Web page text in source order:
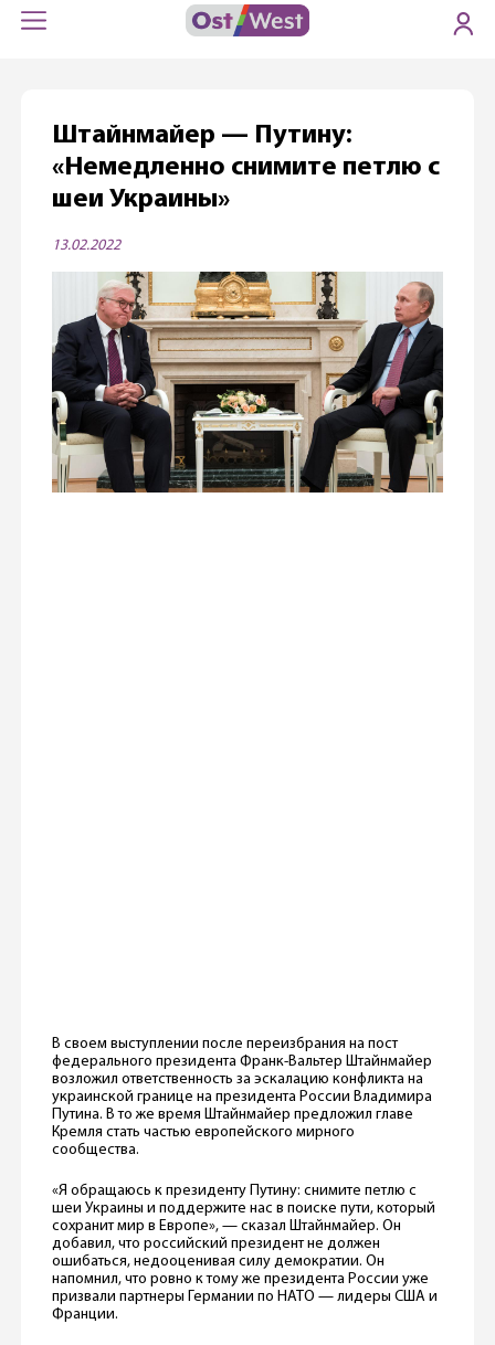
Штайнмайер — Путину:
«Немедленно снимите петлю с
шеи Украины»
13.02.2022
В своем выступлении после переизбрания на пост
федерального президента Франк-Вальтер Штайнмайер
возложил ответственность за эскалацию конфликта на
украинской границе на президента России Владимира
Путина. В то же время Штайнмайер предложил главе
Кремля стать частью европейского мирного
сообщества.
«Я обращаюсь к президенту Путину: снимите петлю с
шеи Украины и поддержите нас в поиске пути, который
сохранит мир в Европе», — сказал Штайнмайер. Он
добавил, что российский президент не должен
ошибаться, недооценивая силу демократии. Он
напомнил, что ровно к тому же президента России уже
призвали партнеры Германии по НАТО — лидеры США и
Франции.